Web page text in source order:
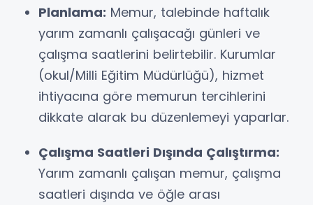
Planlama: Memur, talebinde haftalık
yarım zamanlı çalışacağı günleri ve
çalışma saatlerini belirtebilir. Kurumlar
(okul/Milli Eğitim Müdürlüğü), hizmet
ihtiyacına göre memurun tercihlerini
dikkate alarak bu düzenlemeyi yaparlar.
Çalışma Saatleri Dışında Çalıştırma:
Yarım zamanlı çalışan memur, çalışma
saatleri dışında ve öğle arası